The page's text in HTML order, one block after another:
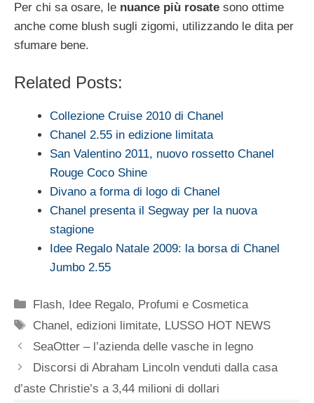
Per chi sa osare, le nuance più rosate sono ottime
anche come blush sugli zigomi, utilizzando le dita per
sfumare bene.
Related Posts:
Collezione Cruise 2010 di Chanel
Chanel 2.55 in edizione limitata
San Valentino 2011, nuovo rossetto Chanel
Rouge Coco Shine
Divano a forma di logo di Chanel
Chanel presenta il Segway per la nuova
stagione
Idee Regalo Natale 2009: la borsa di Chanel
Jumbo 2.55
Categorie
Flash, Idee Regalo, Profumi e Cosmetica
Tag
Chanel ,edizioni limitate, LUSSO HOT NEWS
SeaOtter – l’azienda delle vasche in legno
Discorsi di Abraham Lincoln venduti dalla casa
d’aste Christie’s a 3,44 milioni di dollari